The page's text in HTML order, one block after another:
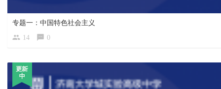
专题一：中国特色社会主义
14
0